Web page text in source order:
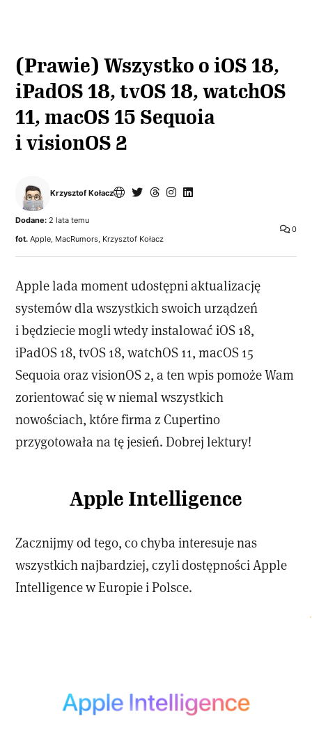
(Prawie) Wszystko o iOS 18,
iPadOS 18, tvOS 18, watchOS
11, macOS 15 Sequoia
i visionOS 2
Krzysztof Kołacz
0
Dodane: 2 lata temu
fot. Apple, MacRumors, Krzysztof Kołacz
Apple lada moment udostępni aktualizację
systemów dla wszystkich swoich urządzeń
i będziecie mogli wtedy instalować iOS 18,
iPadOS 18, tvOS 18, watchOS 11, macOS 15
Sequoia oraz visionOS 2, a ten wpis pomoże Wam
zorientować się w niemal wszystkich
nowościach, które firma z Cupertino
przygotowała na tę jesień. Dobrej lektury!
Apple Intelligence
Zacznijmy od tego, co chyba interesuje nas
wszystkich najbardziej, czyli dostępności Apple
Intelligence w Europie i Polsce.